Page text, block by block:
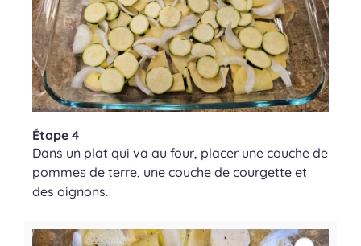
Étape 4
Dans un plat qui va au four, placer une couche de
pommes de terre, une couche de courgette et
des oignons.